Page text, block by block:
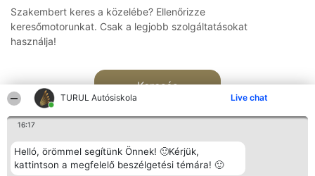
TURUL Autósiskola Live chat
16:17
Helló, örömmel segítünk Önnek! 🙂Kérjük,
kattintson a megfelelő beszélgetési témára! 🙂
Szakembert keres a közelébe? Ellenőrizze
keresőmotorunkat. Csak a legjobb szolgáltatásokat
használja!
Keresés